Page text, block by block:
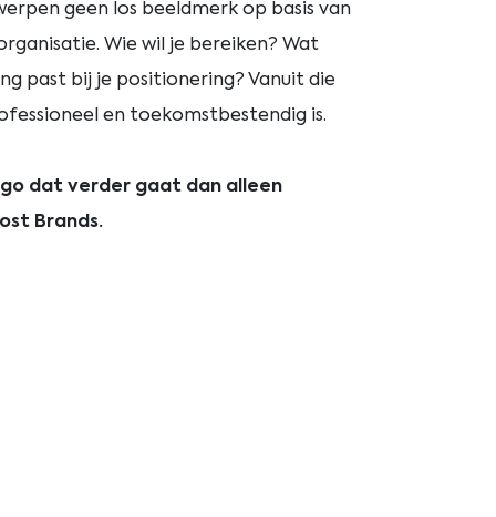
geen los beeldmerk op basis van
Wie wil je bereiken? Wat
past bij je positionering? Vanuit die
en toekomstbestendig is.
dat verder gaat dan alleen
Brands.